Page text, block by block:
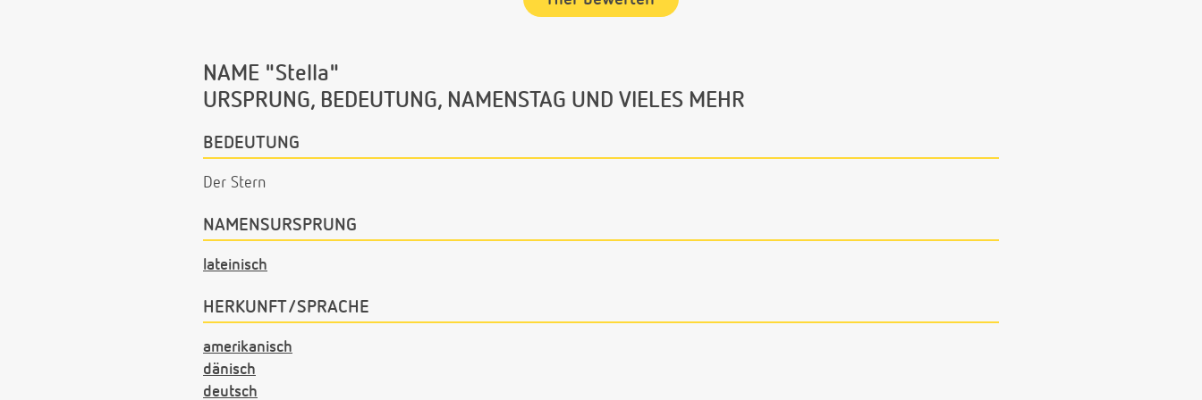
NAME "Stella"
URSPRUNG, BEDEUTUNG, NAMENSTAG UND VIELES MEHR
BEDEUTUNG
Der Stern
NAMENSURSPRUNG
lateinisch
HERKUNFT/SPRACHE
amerikanisch
dänisch
deutsch